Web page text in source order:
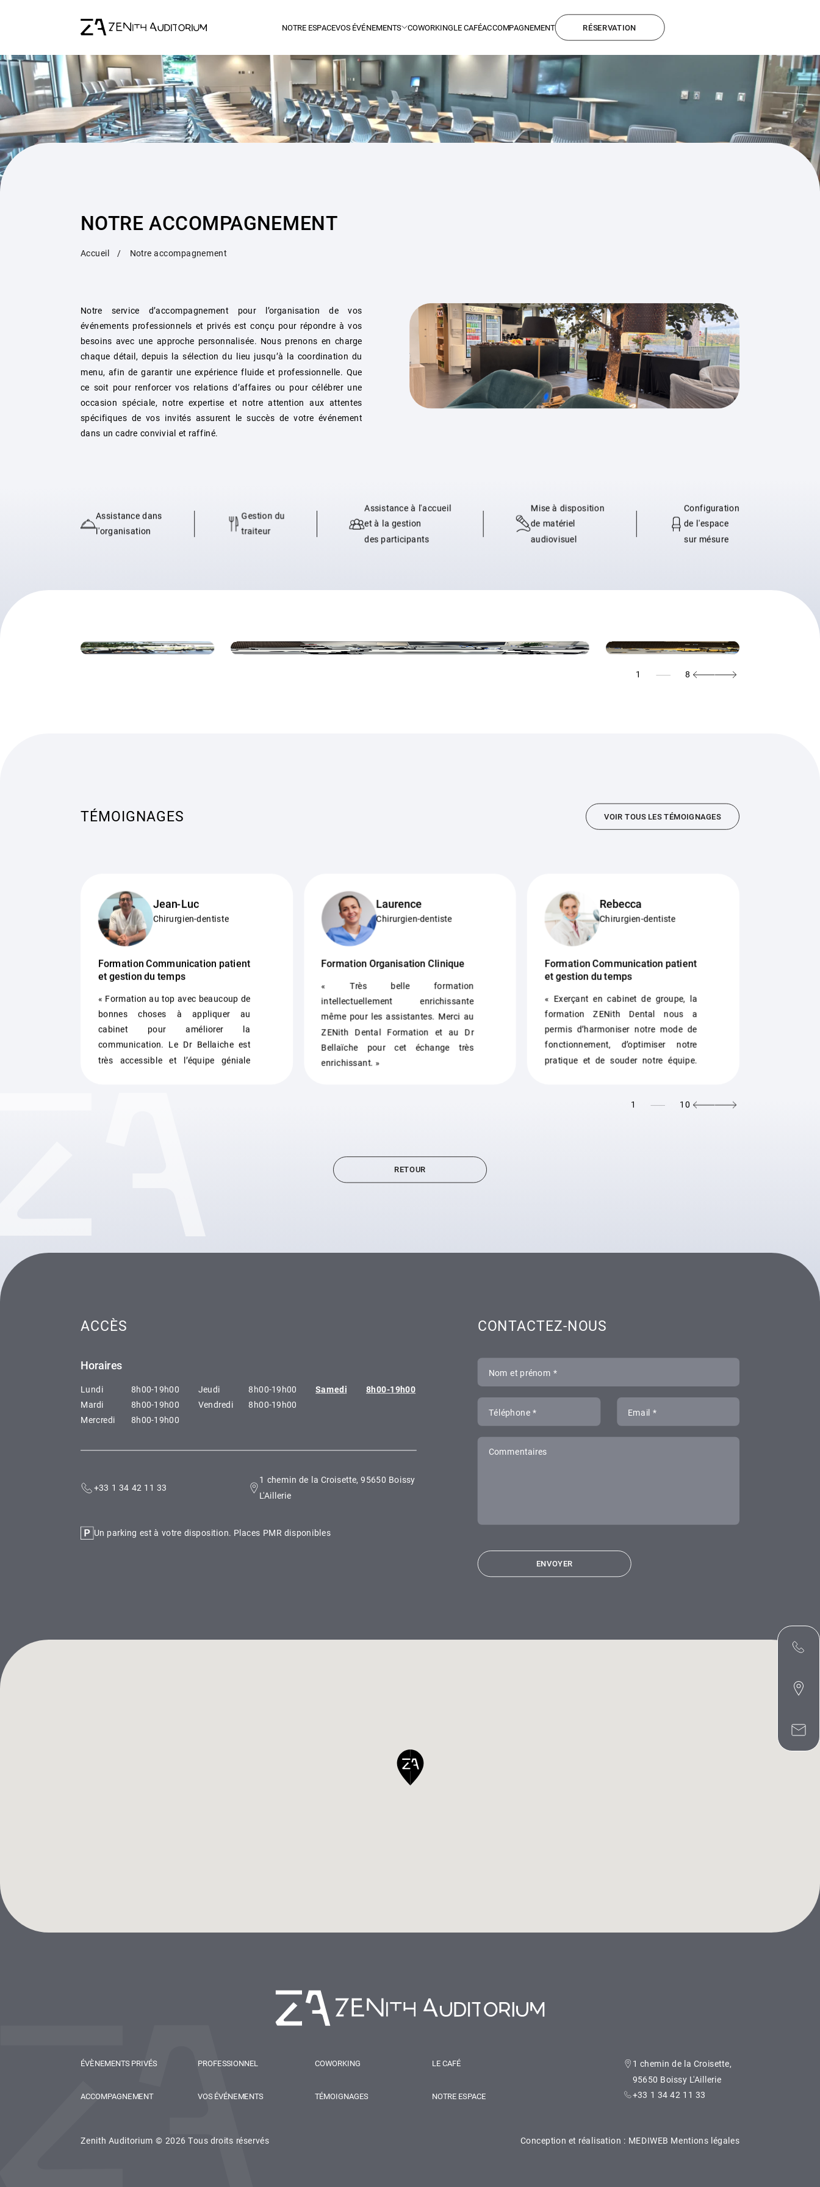
NOTRE ESPACEVOS ÉVÉNEMENTS COWORKINGLE CAFÉACCOMPAGNEMENT RÉSERVATION
NOTRE ACCOMPAGNEMENT
Accueil Notre accompagnement
Notre service d’accompagnement pour l’organisation de vos
événements professionnels et privés est conçu pour répondre à vos
besoins avec une approche personnalisée. Nous prenons en charge
chaque détail, depuis la sélection du lieu jusqu’à la coordination du
menu, afin de garantir une expérience fluide et professionnelle. Que
ce soit pour renforcer vos relations d’affaires ou pour célébrer une
occasion spéciale, notre expertise et notre attention aux attentes
spécifiques de vos invités assurent le succès de votre événement
dans un cadre convivial et raffiné.
Assistance dans
l'organisation
Gestion du
traiteur
Assistance à l'accueil
et à la gestion
des participants
Mise à disposition
de matériel
audiovisuel
Configuration
de l'espace
sur mésure
1 8
TÉMOIGNAGES VOIR TOUS LES TÉMOIGNAGES
Jean-Luc
Chirurgien-dentiste
Formation Communication patient
et gestion du temps
« Formation au top avec beaucoup de
bonnes choses à appliquer au
cabinet pour améliorer la
communication. Le Dr Bellaiche est
très accessible et l’équipe géniale
Laurence
Chirurgien-dentiste
Formation Organisation Clinique
« Très belle formation
intellectuellement enrichissante
même pour les assistantes. Merci au
ZENith Dental Formation et au Dr
Bellaïche pour cet échange très
enrichissant. »
Rebecca
Chirurgien-dentiste
Formation Communication patient
et gestion du temps
« Exerçant en cabinet de groupe, la
formation ZENith Dental nous a
permis d’harmoniser notre mode de
fonctionnement, d’optimiser notre
pratique et de souder notre équipe.
1 10
RETOUR
ACCÈS
Horaires
Lundi
8h00-19h00
Mardi
8h00-19h00
Mercredi 8h00-19h00
Jeudi
8h00-19h00
Vendredi
8h00-19h00
Samedi 8h00-19h00
+33 1 34 42 11 33
1 chemin de la Croisette, 95650 Boissy
L'Aillerie
Un parking est à votre disposition. Places PMR disponibles
CONTACTEZ-NOUS
Nom et prénom *
Téléphone * Email *
Commentaires
ÉVÈNEMENTS PRIVÉS PROFESSIONNEL COWORKING LE CAFÉ
ACCOMPAGNEMENT VOS ÉVÉNEMENTS TÉMOIGNAGES NOTRE ESPACE
1 chemin de la Croisette,
95650 Boissy L'Aillerie
+33 1 34 42 11 33
Zenith Auditorium © 2026 Tous droits réservés Conception et réalisation : MEDIWEB Mentions légales